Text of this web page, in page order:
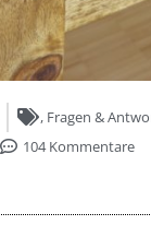
, Fragen &
104 Kommentare